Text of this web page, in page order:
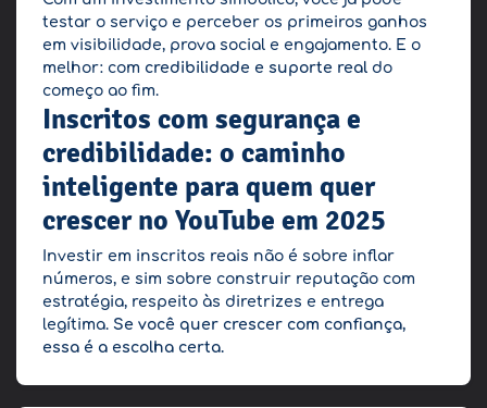
testar o serviço e perceber os primeiros ganhos
em visibilidade, prova social e engajamento. E o
melhor: com credibilidade e suporte real do
começo ao fim.
Inscritos com segurança e
credibilidade: o caminho
inteligente para quem quer
crescer no YouTube em 2025
Investir em inscritos reais não é sobre inflar
números, e sim sobre construir reputação com
estratégia, respeito às diretrizes e entrega
legítima. Se você quer crescer com confiança,
essa é a escolha certa.